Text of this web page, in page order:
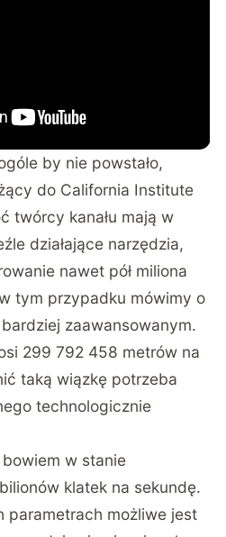
by nie powstało,
do California Institute
twórcy kanału mają w
działające narzędzia,
nawet pół miliona
tym przypadku mówimy o
zaawansowanym.
299 792 458 metrów na
taką wiązkę potrzeba
technologicznie
w stanie
klatek na sekundę.
parametrach możliwe jest